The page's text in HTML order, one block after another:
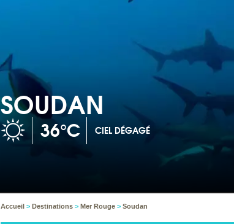
SOUDAN
36°C CIEL DÉGAGÉ
Accueil > Destinations > Mer Rouge > Soudan